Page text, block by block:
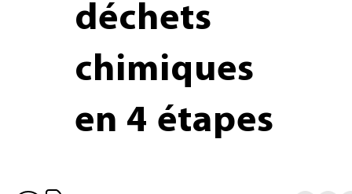
déchets
chimiques
en 4 étapes